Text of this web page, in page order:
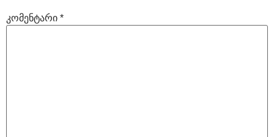
კომენტარი *